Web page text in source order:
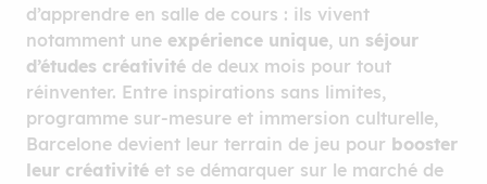
d’apprendre en salle de cours : ils vivent
notamment une expérience unique, un séjour
d’études créativité de deux mois pour tout
réinventer. Entre inspirations sans limites,
programme sur-mesure et immersion culturelle,
Barcelone devient leur terrain de jeu pour booster
leur créativité et se démarquer sur le marché de